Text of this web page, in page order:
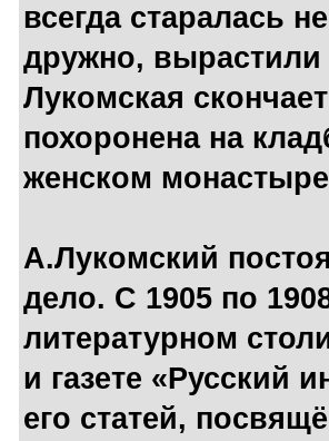
всегда старалась
дружно,
Лукомская
похоронена на
женском
А.Лукомский
дело. С 1905 по
литературном
и газете «Русский
его статей,